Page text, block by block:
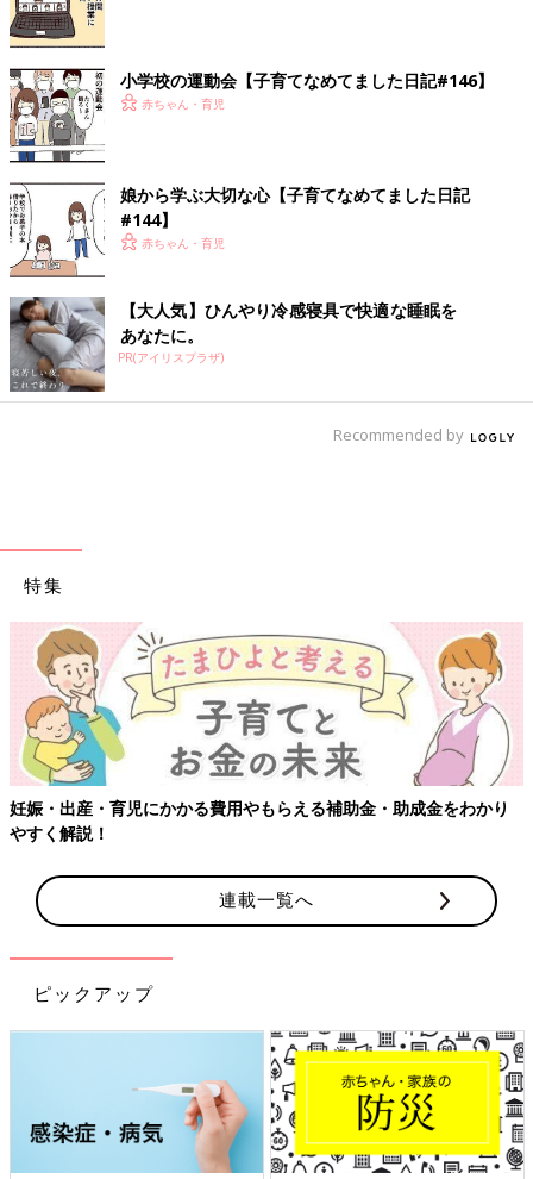
小学校の運動会【子育てなめてました日記#146】
赤ちゃん・育児
娘から学ぶ大切な心【子育てなめてました日記
#144】
赤ちゃん・育児
【大人気】ひんやり冷感寝具で快適な睡眠を
あなたに。
PR(アイリスプラザ)
Recommended by
特集
【ワクチン接種できるものも】妊婦の感染症対策、知っておい
連載一覧へ
ピックアップ